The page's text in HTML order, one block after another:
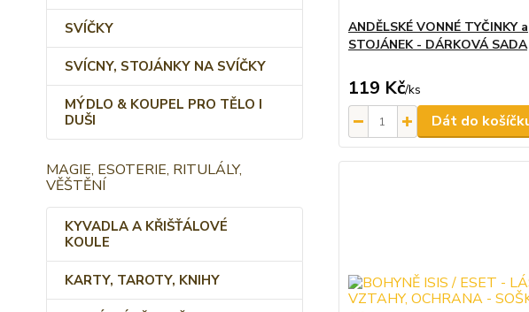
SVÍČKY
SVÍCNY, STOJÁNKY NA SVÍČKY
MÝDLO & KOUPEL PRO TĚLO I
DUŠI
MAGIE, ESOTERIE, RITULÁLY,
VĚŠTĚNÍ
KYVADLA A KŘIŠŤÁLOVÉ
KOULE
KARTY, TAROTY, KNIHY
ANDĚLSKÉ VONNÉ TYČINKY a
STOJÁNEK - DÁRKOVÁ SADA
119 Kč/ks
Dát do